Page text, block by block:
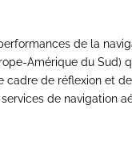
de la
Amérique du Sud)
cadre de réflexion et de
de navigation